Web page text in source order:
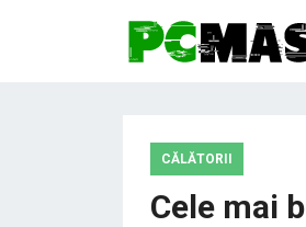
CĂLĂTORII
Cele mai